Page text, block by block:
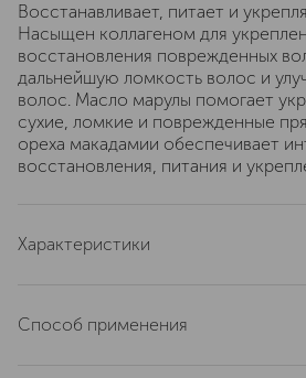
Восстанавливает, питает и
Насыщен коллагеном для
восстановления поврежденных
дальнейшую ломкость волос и
волос. Масло марулы помогает
сухие, ломкие и поврежденные
ореха макадамии обеспечивает
восстановления, питания и
Характеристики
область применения
Способ применения